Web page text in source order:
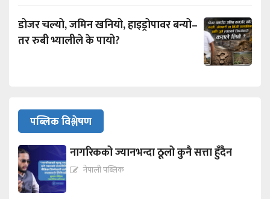
डोजर चल्यो, जमिन खनियो, हाइड्रोपावर बन्यो–
तर रुबी भ्यालीले के पायो?
पब्लिक विश्लेषण
नागरिकको ज्यानभन्दा ठूलो कुनै सत्ता हुँदैन
नेपाली पब्लिक